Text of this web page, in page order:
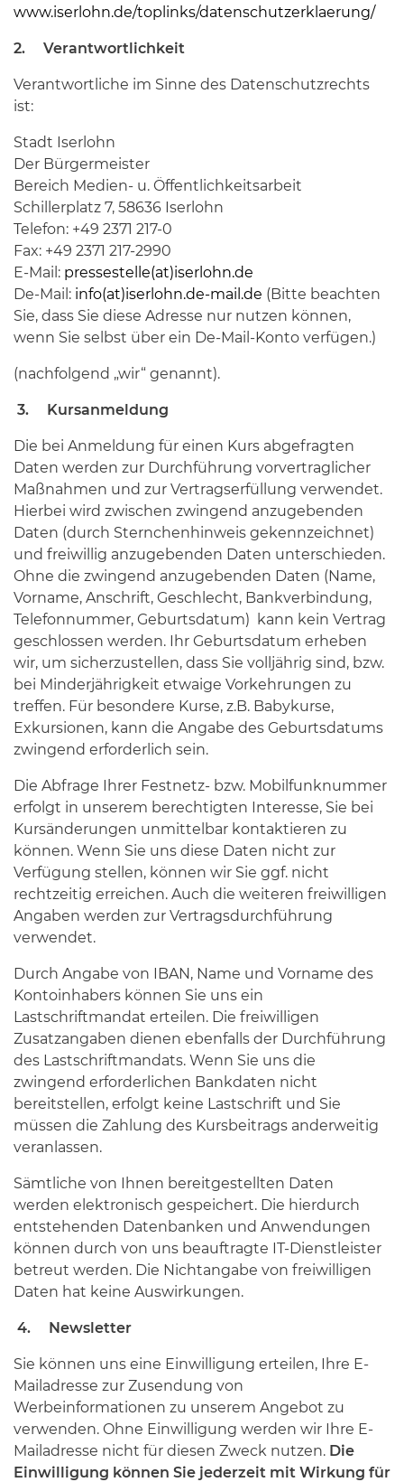
www.iserlohn.de/toplinks/datenschutzerklaerung/
2. Verantwortlichkeit
Verantwortliche im Sinne des Datenschutzrechts
ist:
Stadt Iserlohn
Der Bürgermeister
Bereich Medien- u. Öffentlichkeitsarbeit
Schillerplatz 7, 58636 Iserlohn
Telefon: +49 2371 217-0
Fax: +49 2371 217-2990
E-Mail: pressestelle(at)iserlohn.de
De-Mail: info(at)iserlohn.de-mail.de (Bitte beachten
Sie, dass Sie diese Adresse nur nutzen können,
wenn Sie selbst über ein De-Mail-Konto verfügen.)
(nachfolgend „wir“ genannt).
3. Kursanmeldung
Die bei Anmeldung für einen Kurs abgefragten
Daten werden zur Durchführung vorvertraglicher
Maßnahmen und zur Vertragserfüllung verwendet.
Hierbei wird zwischen zwingend anzugebenden
Daten (durch Sternchenhinweis gekennzeichnet)
und freiwillig anzugebenden Daten unterschieden.
Ohne die zwingend anzugebenden Daten (Name,
Vorname, Anschrift, Geschlecht, Bankverbindung,
Telefonnummer, Geburtsdatum) kann kein Vertrag
geschlossen werden. Ihr Geburtsdatum erheben
wir, um sicherzustellen, dass Sie volljährig sind, bzw.
bei Minderjährigkeit etwaige Vorkehrungen zu
treffen. Für besondere Kurse, z.B. Babykurse,
Exkursionen, kann die Angabe des Geburtsdatums
zwingend erforderlich sein.
Die Abfrage Ihrer Festnetz- bzw. Mobilfunknummer
erfolgt in unserem berechtigten Interesse, Sie bei
Kursänderungen unmittelbar kontaktieren zu
können. Wenn Sie uns diese Daten nicht zur
Verfügung stellen, können wir Sie ggf. nicht
rechtzeitig erreichen. Auch die weiteren freiwilligen
Angaben werden zur Vertragsdurchführung
verwendet.
Durch Angabe von IBAN, Name und Vorname des
Kontoinhabers können Sie uns ein
Lastschriftmandat erteilen. Die freiwilligen
Zusatzangaben dienen ebenfalls der Durchführung
des Lastschriftmandats. Wenn Sie uns die
zwingend erforderlichen Bankdaten nicht
bereitstellen, erfolgt keine Lastschrift und Sie
müssen die Zahlung des Kursbeitrags anderweitig
veranlassen.
Sämtliche von Ihnen bereitgestellten Daten
werden elektronisch gespeichert. Die hierdurch
entstehenden Datenbanken und Anwendungen
können durch von uns beauftragte IT-Dienstleister
betreut werden. Die Nichtangabe von freiwilligen
Daten hat keine Auswirkungen.
4. Newsletter
Sie können uns eine Einwilligung erteilen, Ihre E-
Mailadresse zur Zusendung von
Werbeinformationen zu unserem Angebot zu
verwenden. Ohne Einwilligung werden wir Ihre E-
Mailadresse nicht für diesen Zweck nutzen. Die
Einwilligung können Sie jederzeit mit Wirkung für